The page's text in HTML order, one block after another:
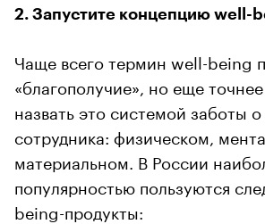
2. Запустите концепцию well-
Чаще всего термин well-being
«благополучие», но еще
назвать это системой заботы
сотрудника: физическом,
материальном. В России
популярностью пользуются
being-продукты: